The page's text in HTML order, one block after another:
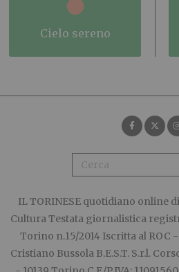
cielo sereno
IL TORINESE quotidiano online
Cultura Testata giornalistica
Torino n.15/2014 Iscritta al ROC
Cristiano Bussola B.E.S.T. S.r.l.